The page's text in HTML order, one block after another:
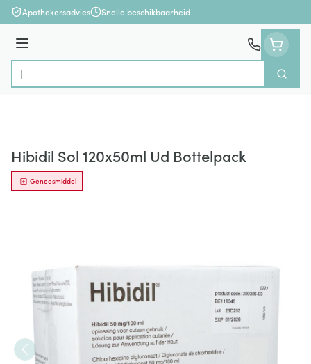
Ga naar de inhoud
Apothekersadvies Snelle beschikbaarheid
Menu
Product, merk, categorie...
Zoek
Hibidil Sol 120x50ml Ud Bottelpack
Geneesmiddel